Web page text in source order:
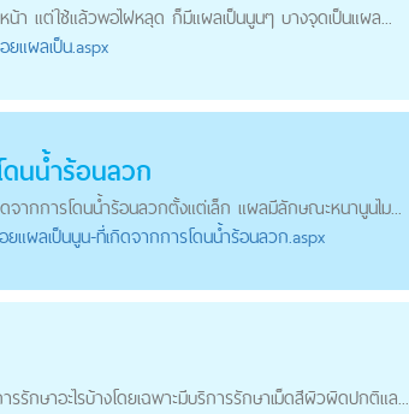
น้า แต่ใช้แล้วพอไฝหลุด ก็มีแผลเป็นนูนๆ บางจุดเป็นแผล...
แผลเป็น.aspx
ดนนํ้าร้อนลวก
จากการโดนนํ้าร้อนลวกตั้งแต่เล็ก แผลมีลักษณะหนานูนไม...
แผลเป็นนูน-ที่เกิดจากการโดนนํ้าร้อนลวก.aspx
รักษาอะไรบ้างโดยเฉพาะมีบริการรักษาเม็ดสีผิวผิดปกติแล...